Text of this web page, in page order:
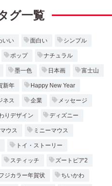
グ一覧
いい 面白い シンプル
ポップ ナチュラル
墨一色 日本画 富士山
新年 Happy New Year
ネス 企業 メッセージ
りデザイン ディズニー
ウス ミニーマウス
トイ・ストーリー
スティッチ ズートピア2
ジカラー年賀状 ちいかわ